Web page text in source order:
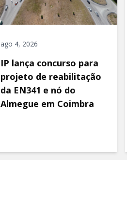
ago 4, 2026
IP lança concurso para
projeto de reabilitação
da EN341 e nó do
Almegue em Coimbra